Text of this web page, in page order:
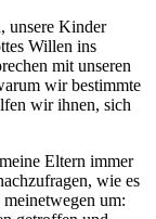
unsere Kinder
Willen ins
mit unseren
wir bestimmte
wir ihnen, sich
Eltern immer
wie es
um: